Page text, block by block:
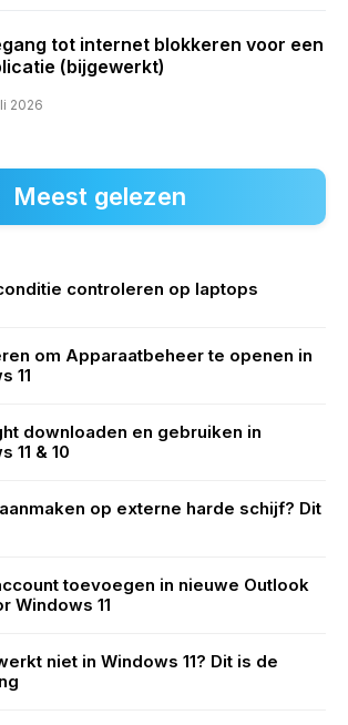
tot internet blokkeren voor een
(bijgewerkt)
2026
Meest gelezen
controleren op laptops
om Apparaatbeheer te openen in
11
downloaden en gebruiken in
11 & 10
op externe harde schijf? Dit
toevoegen in nieuwe Outlook
Windows 11
niet in Windows 11? Dit is de